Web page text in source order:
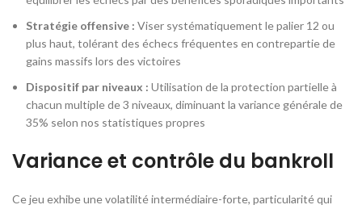
Stratégie offensive : Viser systématiquement le palier 12 ou
plus haut, tolérant des échecs fréquentes en contrepartie de
gains massifs lors des victoires
Dispositif par niveaux : Utilisation de la protection partielle à
chacun multiple de 3 niveaux, diminuant la variance générale de
35% selon nos statistiques propres
Variance et contrôle du bankroll
Ce jeu exhibe une volatilité intermédiaire-forte, particularité qui